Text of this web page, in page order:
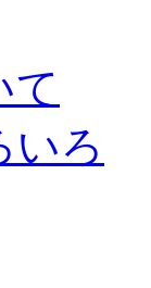
て
いろ